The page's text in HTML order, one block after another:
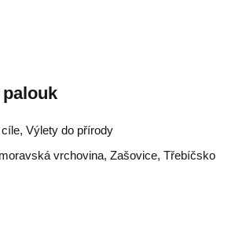
Výlety do přírody
vrchovina, Zašovice, Třebíčsko